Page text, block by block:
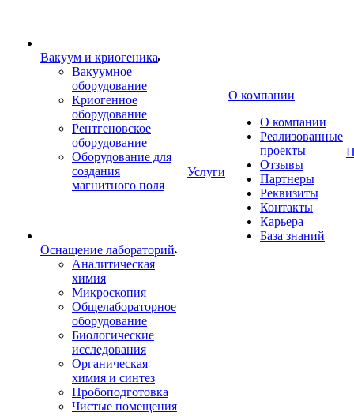
Вакуум и криогеника
Вакуумное
оборудование
Криогенное
оборудование
Рентгеновское
оборудование
Оборудование для
создания
магнитного поля
Оснащение лабораторий
Аналитическая
химия
Микроскопия
Общелабораторное
оборудование
Биологические
исследования
Органическая
химия и синтез
Пробоподготовка
Чистые помещения
Услуги
О компании
О компании
Реализованные
проекты
Отзывы
Партнеры
Реквизиты
Контакты
Карьера
База знаний